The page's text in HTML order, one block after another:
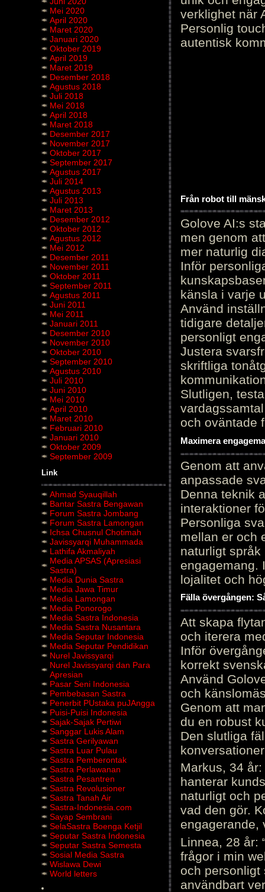
Mei 2020
April 2020
Maret 2020
Januari 2020
Oktober 2019
April 2019
Maret 2019
Desember 2018
Agustus 2018
Juli 2018
Mei 2018
April 2018
Maret 2018
Desember 2017
November 2017
Oktober 2017
September 2017
Agustus 2017
Juli 2014
Agustus 2013
Juli 2013
Maret 2013
Desember 2012
Oktober 2012
Agustus 2012
Mei 2012
Desember 2011
November 2011
Oktober 2011
September 2011
Agustus 2011
Juni 2011
Mei 2011
Januari 2011
Desember 2010
November 2010
Oktober 2010
September 2010
Agustus 2010
Juli 2010
Juni 2010
Mei 2010
April 2010
Maret 2010
Februari 2010
Januari 2010
Oktober 2009
September 2009
Link
Ahmad Syauqillah
Bantar Sastra Bengawan
Forum Sastra Jombang
Forum Sastra Lamongan
Ichsa Chusnul Chotimah
Javissyarqi Muhammada
Lathifa Akmaliyah
Media APSAS (Apresiasi
Sastra)
Media Dunia Sastra
Media Jawa Timur
Media Lamongan
Media Ponorogo
Media Sastra Indonesia
Media Sastra Nusantara
Media Seputar Indonesia
Media Seputar Pendidikan
Nurel Javissyarqi
Nurel Javissyarqi dan Para
Apresian
Pasar Seni Indonesia
Pembebasan Sastra
Penerbit PUstaka puJAngga
Puisi-Puisi Indonesia
Sajak-Sajak Pertiwi
Sanggar Lukis Alam
Sastra Gerilyawan
Sastra Luar Pulau
Sastra Pemberontak
Sastra Perlawanan
Sastra Pesantren
Sastra Revolusioner
Sastra Tanah Air
Sastra-Indonesia.com
Sayap Sembrani
SelaSastra Boenga Ketjil
Seputar Sastra Indonesia
Seputar Sastra Semesta
Sosial Media Sastra
Wislawa Dewi
World letters
verklighet när
Personlig
autentisk
Från robot till
Golove AI:s
men genom
mer naturlig
Inför
känsla i varje
Använd
tidigare
personligt
Justera
skriftliga
Slutligen,
och oväntade
Maximera
Genom att
anpassade
Denna teknik
interaktioner
Personliga
mellan er och
naturligt
engagemang.
lojalitet och
Fälla övergången:
Att skapa
och iterera
Inför
korrekt
Använd
och
Genom att
du en robust
Den slutliga
Markus, 34
hanterar
naturligt och
vad den gör.
engagerande,
Linnea, 28 år:
frågor i min
och personligt
användbart